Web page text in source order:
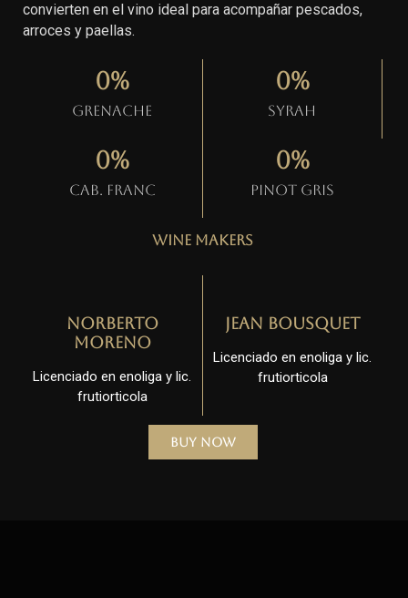
convierten en el vino ideal para acompañar pescados,
arroces y paellas.
Grenache
0%
Syrah
0%
Cab. Franc
0%
Pinot gris
0%
Wine Makers
Norberto
Moreno
Licenciado en enoliga y lic.
frutiorticola
Jean Bousquet
Licenciado en enoliga y lic.
frutiorticola
Buy Now